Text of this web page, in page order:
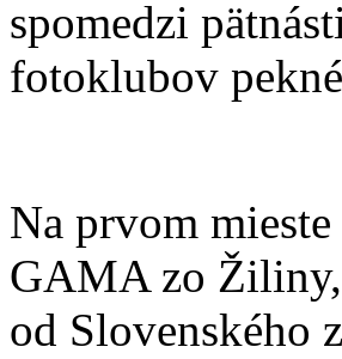
spomedzi
fotoklubov
Na prvom
GAMA zo
od Slovenského